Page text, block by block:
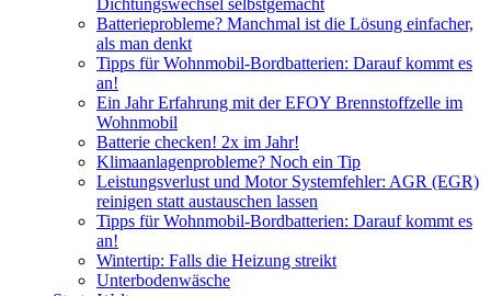
Batterieprobleme? Manchmal ist die Lösung einfacher,
als man denkt
Tipps für Wohnmobil-Bordbatterien: Darauf kommt es
an!
Ein Jahr Erfahrung mit der EFOY Brennstoffzelle im
Wohnmobil
Batterie checken! 2x im Jahr!
Klimaanlagenprobleme? Noch ein Tip
Leistungsverlust und Motor Systemfehler: AGR (EGR)
reinigen statt austauschen lassen
Tipps für Wohnmobil-Bordbatterien: Darauf kommt es
an!
Wintertip: Falls die Heizung streikt
Unterbodenwäsche